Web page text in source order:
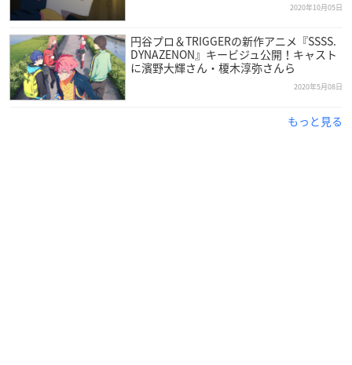
編集：吉武将人
音楽：鷺巣詩郎
音楽制作：ポニーキャニオン
音響監督：郷文裕貴
音響効果：森川永子（ちゅらサウンド）
2020年10月05日
円谷プロ＆TRIGGERの新作アニメ『SSSS.
DYNAZENON』キービジュ公開！キャスト
に濱野大輝さん・榎木淳弥さんら
2020年5月08日
もっと見る